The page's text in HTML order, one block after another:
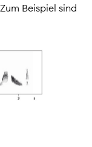
Beispiel sind